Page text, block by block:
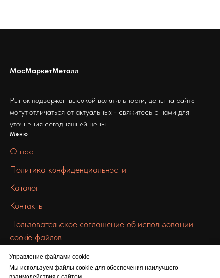
Управление файлами cookie
Мы используем файлы cookie для обеспечения наилучшего
МосМаркетМеталл
Рынок подвержен высокой волатильности, цены на сайте
могут отличаться от актуальных - свяжитесь с нами для
уточнения сегодняшней цены
Меню
О нас
Политика конфиденциальности
Каталог
Контакты
Пользовательское соглашение об использовании
cookie файлов
info@mmmetall.ru